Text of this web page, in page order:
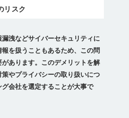
リスク
洩などサイバーセキュリティに
を扱うこともあるため、この問
あります。このデメリットを解
やプライバシーの取り扱いにつ
会社を選定することが大事で